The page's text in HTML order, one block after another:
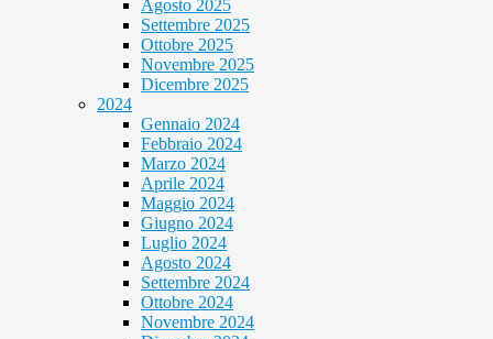
Agosto 2025
Settembre 2025
Ottobre 2025
Novembre 2025
Dicembre 2025
2024
Gennaio 2024
Febbraio 2024
Marzo 2024
Aprile 2024
Maggio 2024
Giugno 2024
Luglio 2024
Agosto 2024
Settembre 2024
Ottobre 2024
Novembre 2024